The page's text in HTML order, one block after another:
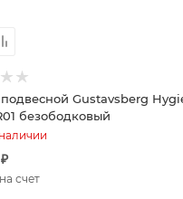
Gustavsberg
безободковый
₽
счет